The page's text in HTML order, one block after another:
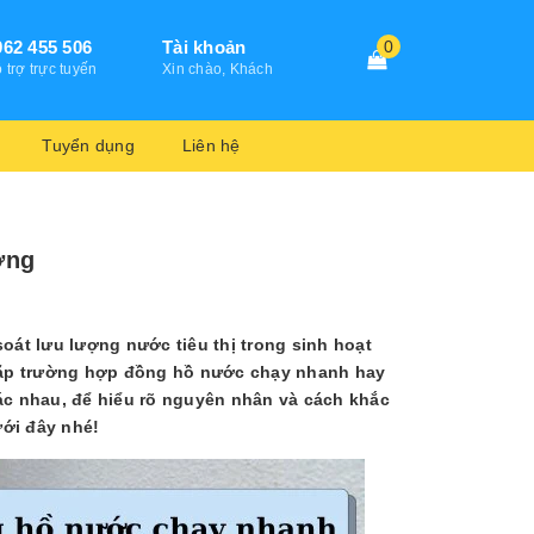
455 506
trợ trực tuyến
Tài khoản
Xin chào, Khách
0
Tuyển dụng Liên hệ
lưu lượng nước tiêu thị trong sinh hoạt
trường hợp đồng hồ nước chạy nhanh hay
nhau, để hiểu rõ nguyên nhân và cách khắc
đây nhé!